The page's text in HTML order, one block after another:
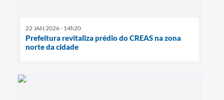
22 JAN 2026 - 14h20
Prefeitura revitaliza prédio do CREAS na zona
norte da cidade